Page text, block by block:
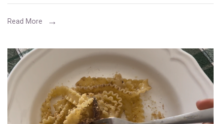
sindaci,
cibo:
Mario
Loiacono
Read More